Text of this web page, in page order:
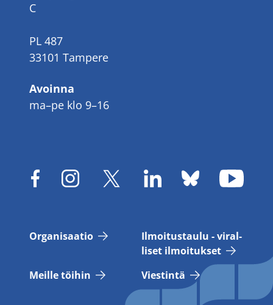
C
PL 487
33101 Tampere
Avoinna
ma–pe klo 9–16
Or­ga­ni­saa­tio
Il­moi­tus­tau­lu - vi­ral­
li­set il­moi­tuk­set
Meil­le töi­hin
Vies­tin­tä